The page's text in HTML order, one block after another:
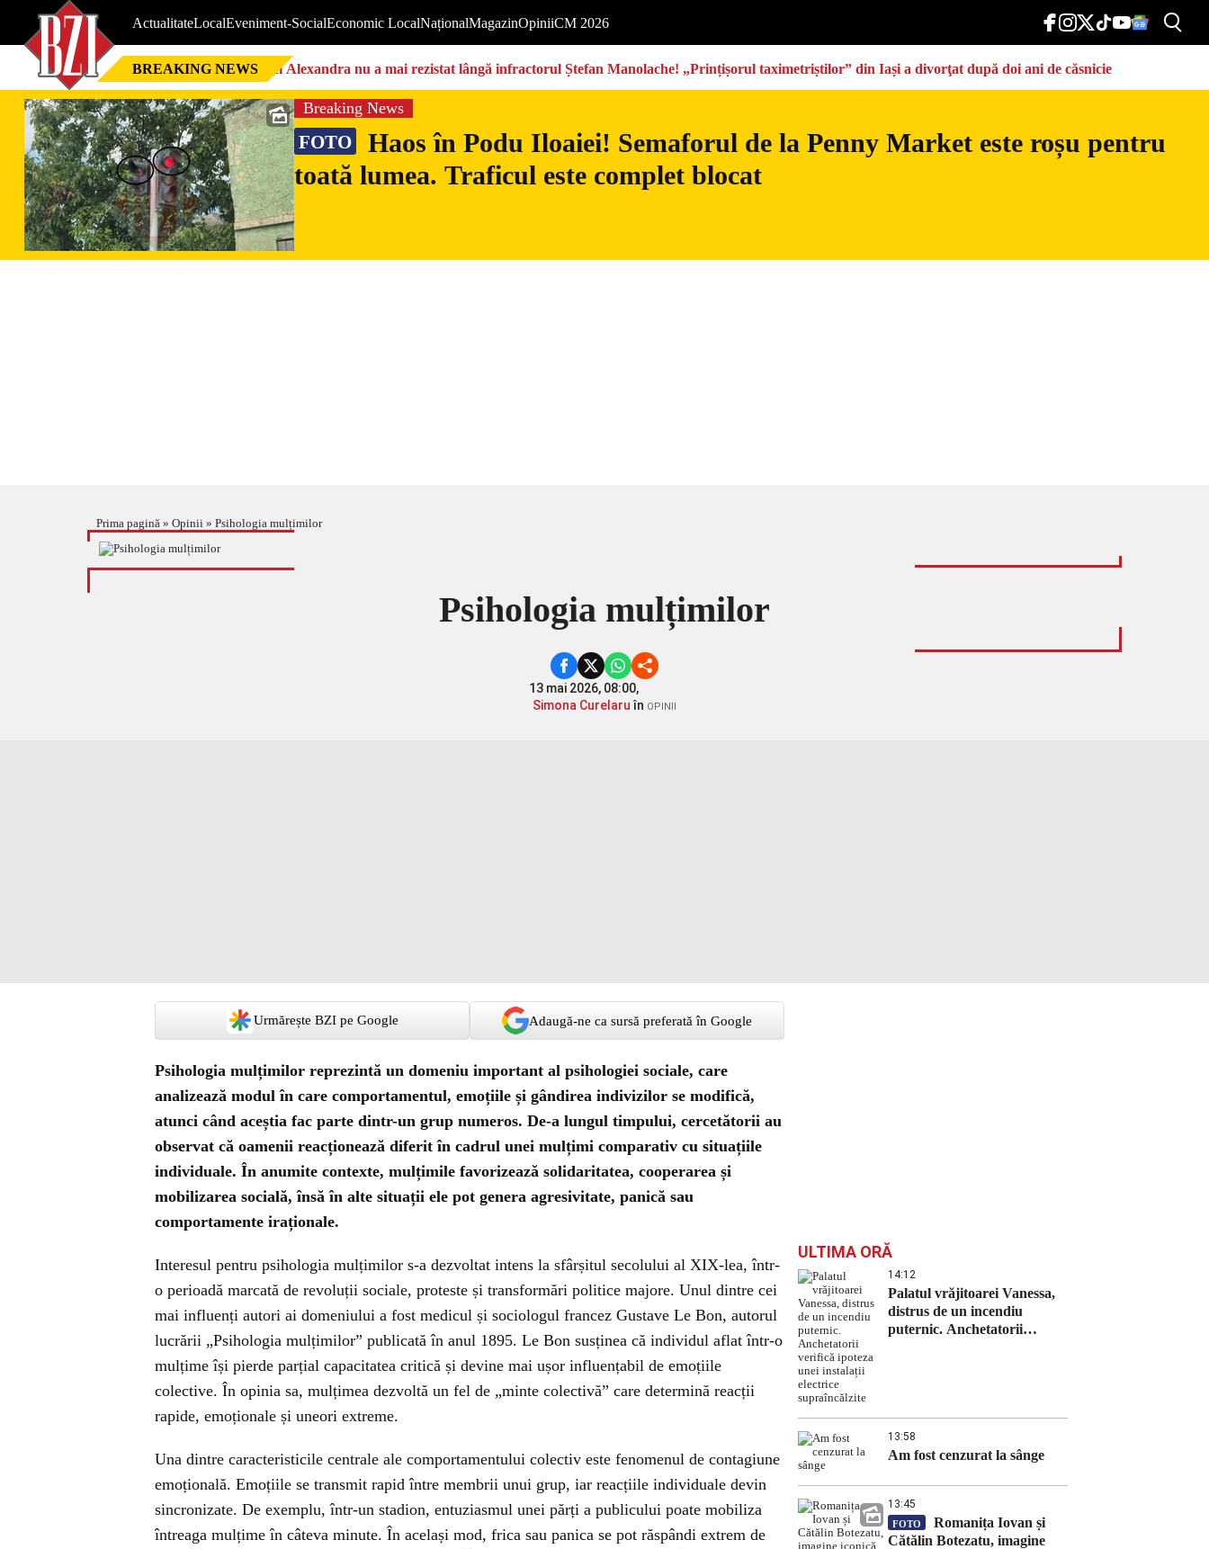
ActualitateLocalEveniment-SocialEconomic LocalNaționalMagazinOpiniiCM 2026
BREAKING NEWS Nici Alexandra nu a mai rezistat lângă infractorul Ștefan Manolache! „Prințișorul taximetriștilor” din Iași a divorţat după doi ani de căsnicie
Breaking News
FOTO
Haos în Podu Iloaiei! Semaforul de la Penny Market este roșu pentru
toată lumea. Traficul este complet blocat
Prima pagină » Opinii » Psihologia mulțimilor
Psihologia mulțimilor
13 mai 2026, 08:00,
Simona Curelaruîn OPINII
Urmărește BZI pe Google Adaugă-ne ca sursă preferată în Google
Psihologia mulțimilor reprezintă un domeniu important al psihologiei sociale, care
analizează modul în care comportamentul, emoțiile și gândirea indivizilor se modifică,
atunci când aceștia fac parte dintr-un grup numeros. De-a lungul timpului, cercetătorii au
observat că oamenii reacționează diferit în cadrul unei mulțimi comparativ cu situațiile
individuale. În anumite contexte, mulțimile favorizează solidaritatea, cooperarea și
mobilizarea socială, însă în alte situații ele pot genera agresivitate, panică sau
comportamente iraționale.
Interesul pentru psihologia mulțimilor s-a dezvoltat intens la sfârșitul secolului al XIX-lea, într-
o perioadă marcată de revoluții sociale, proteste și transformări politice majore. Unul dintre cei
mai influenți autori ai domeniului a fost medicul și sociologul francez Gustave Le Bon, autorul
lucrării „Psihologia mulțimilor” publicată în anul 1895. Le Bon susținea că individul aflat într-o
mulțime își pierde parțial capacitatea critică și devine mai ușor influențabil de emoțiile
colective. În opinia sa, mulțimea dezvoltă un fel de „minte colectivă” care determină reacții
rapide, emoționale și uneori extreme.
Una dintre caracteristicile centrale ale comportamentului colectiv este fenomenul de contagiune
emoțională. Emoțiile se transmit rapid între membrii unui grup, iar reacțiile individuale devin
sincronizate. De exemplu, într-un stadion, entuziasmul unei părți a publicului poate mobiliza
întreaga mulțime în câteva minute. În același mod, frica sau panica se pot răspândi extrem de
ULTIMA ORĂ
14:12
Palatul vrăjitoarei Vanessa,
distrus de un incendiu
puternic. Anchetatorii
13:58
Am fost cenzurat la sânge
13:45
FOTO
Romanița Iovan și
Cătălin Botezatu, imagine